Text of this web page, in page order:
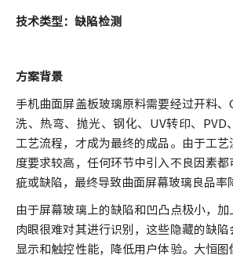
技术类型：缺陷检测
方案背景
手机曲面屏盖板玻璃原料需要经过开料、
洗、热弯、抛光、钢化、UV转印、PVD
工艺流程，才成为最终的成品。由于工
度要求较高，任何环节中引入不良因素
疵或缺陷，最终导致曲面屏幕玻璃良品率
由于屏幕玻璃上的缺陷和凹凸点极小，
肉眼很难对其进行识别，这些隐藏的缺
显示和触控性能，降低用户体验。大恒